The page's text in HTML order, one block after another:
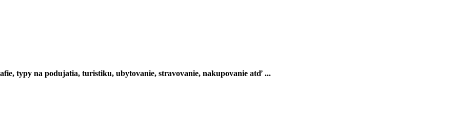
typy na podujatia, turistiku, ubytovanie, stravovanie, nakupovanie atď ...